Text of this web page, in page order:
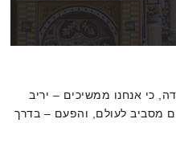
כי אנחנו ממשיכים – יריב
מסביב לעולם, והפעם – בדרך